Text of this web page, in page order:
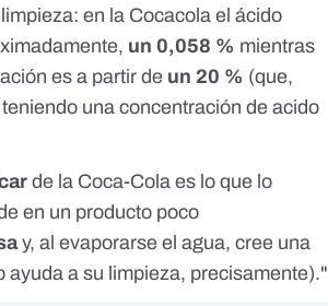
en la Cocacola el ácido
un 0,058 % mientras
es a partir de un 20 % (que,
una concentración de acido
de la Coca-Cola es lo que lo
en un producto poco
y, al evaporarse el agua, cree una
ayuda a su limpieza, precisamente)."